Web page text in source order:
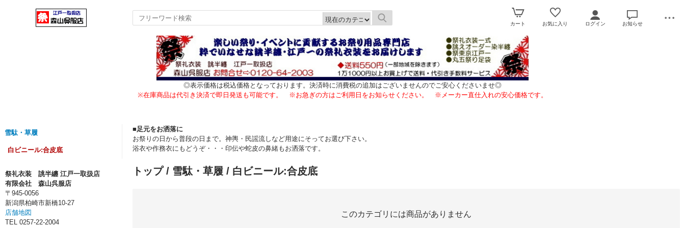
カート お気に入り ログイン お知らせ
◎表示価格は税込価格となっております。決済時に消費税の追加はございませんのでご安心くださいませ◎
※在庫商品は代引き決済で即日発送も可能です。 ※お急ぎの方はご利用日をお知らせください。 ※メーカー直仕入れの安心価格です。
雪駄・草履
白ビニール:合皮底
祭礼衣装 誂半纏 江戸一取扱店
有限会社 森山呉服店
〒945-0056
新潟県柏崎市新橋10-27
店舗地図
TEL 0257-22-2004
■足元をお洒落に
お祭りの日から普段の日まで。神輿・民謡流しなど用途にそってお選び下さい。
浴衣や作務衣にもどうぞ・・・印伝や蛇皮の鼻緒もお洒落です。
トップ/ 雪駄・草履 / 白ビニール:合皮底
このカテゴリには商品がありません